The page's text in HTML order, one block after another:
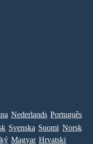
Nederlands Português
Svenska Suomi Norsk
Magyar Hrvatski